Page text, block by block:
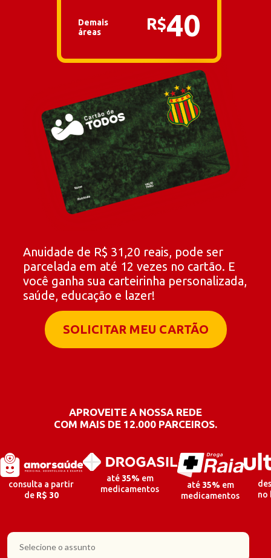
Demais
áreas
R$40
Anuidade de R$ 31,20 reais, pode ser
parcelada em até 12 vezes no cartão. E
você ganha sua carteirinha personalizada,
saúde, educação e lazer!
SOLICITAR MEU CARTÃO
APROVEITE A NOSSA REDE
COM MAIS DE 12.000 PARCEIROS.
consulta a partir
de R$ 30
até 35% em
medicamentos
até 35% em
medicamentos
no